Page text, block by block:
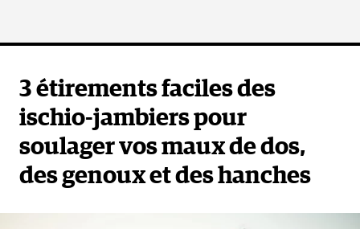
3 étirements faciles des
ischio-jambiers pour
soulager vos maux de dos,
des genoux et des hanches